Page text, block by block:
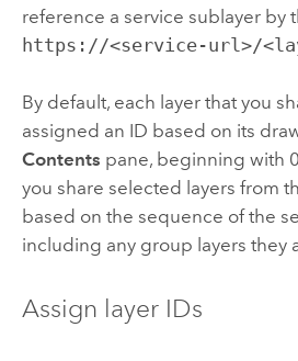
reference a service sublayer by
https://<service-url>/
By default, each layer that you
assigned an ID based on its
Contents pane, beginning with
you share selected layers from
based on the sequence of the
including any group layers they
Assign layer IDs